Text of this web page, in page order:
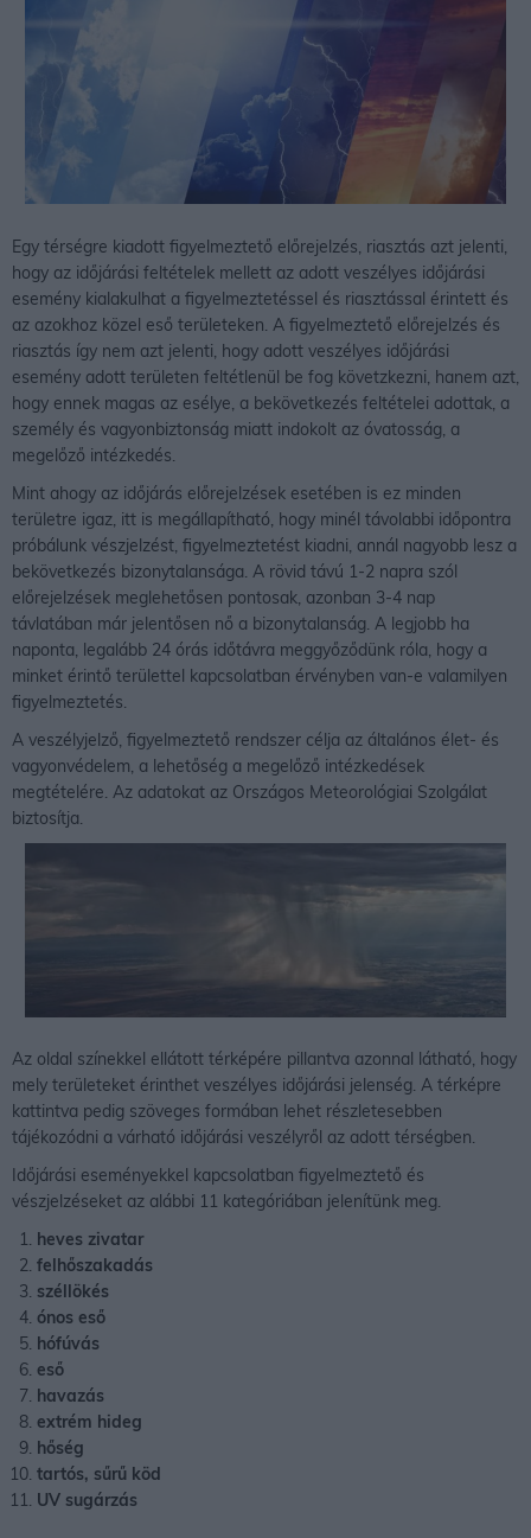
Egy térségre kiadott figyelmeztető előrejelzés, riasztás azt jelenti,
hogy az időjárási feltételek mellett az adott veszélyes időjárási
esemény kialakulhat a figyelmeztetéssel és riasztással érintett és
az azokhoz közel eső területeken. A figyelmeztető előrejelzés és
riasztás így nem azt jelenti, hogy adott veszélyes időjárási
esemény adott területen feltétlenül be fog követzkezni, hanem azt,
hogy ennek magas az esélye, a bekövetkezés feltételei adottak, a
személy és vagyonbiztonság miatt indokolt az óvatosság, a
megelőző intézkedés.
Mint ahogy az időjárás előrejelzések esetében is ez minden
területre igaz, itt is megállapítható, hogy minél távolabbi időpontra
próbálunk vészjelzést, figyelmeztetést kiadni, annál nagyobb lesz a
bekövetkezés bizonytalansága. A rövid távú 1-2 napra szól
előrejelzések meglehetősen pontosak, azonban 3-4 nap
távlatában már jelentősen nő a bizonytalanság. A legjobb ha
naponta, legalább 24 órás időtávra meggyőződünk róla, hogy a
minket érintő területtel kapcsolatban érvényben van-e valamilyen
figyelmeztetés.
A veszélyjelző, figyelmeztető rendszer célja az általános élet- és
vagyonvédelem, a lehetőség a megelőző intézkedések
megtételére. Az adatokat az Országos Meteorológiai Szolgálat
biztosítja.
Az oldal színekkel ellátott térképére pillantva azonnal látható, hogy
mely területeket érinthet veszélyes időjárási jelenség. A térképre
kattintva pedig szöveges formában lehet részletesebben
tájékozódni a várható időjárási veszélyről az adott térségben.
Időjárási eseményekkel kapcsolatban figyelmeztető és
vészjelzéseket az alábbi 11 kategóriában jelenítünk meg.
heves zivatar
felhőszakadás
széllökés
ónos eső
hófúvás
eső
havazás
extrém hideg
hőség
tartós, sűrű köd
UV sugárzás